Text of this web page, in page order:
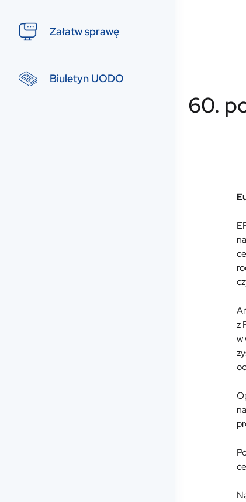
Załatw sprawę
Biuletyn UODO
60.
z
w